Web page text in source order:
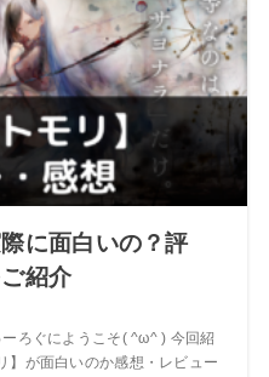
に面白いの？評
紹介
ろぐにようこそ( ^ω^ ) 今回紹
】が面白いのか感想・レビュー